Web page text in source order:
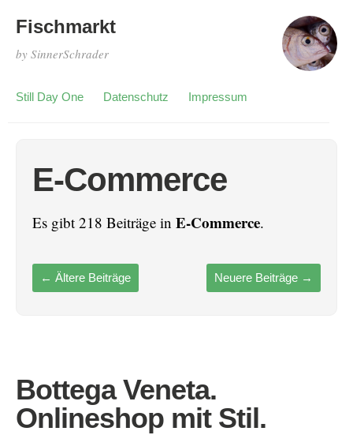
Fischmarkt
by SinnerSchrader
Still Day One Datenschutz Impressum
E-Commerce
Es gibt 218 Beiträge in E-Commerce.
← Ältere Beiträge Neuere Beiträge →
Bottega Veneta.
Onlineshop mit Stil.